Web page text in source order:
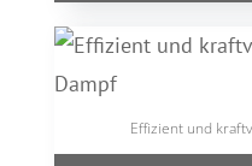
Effizient und